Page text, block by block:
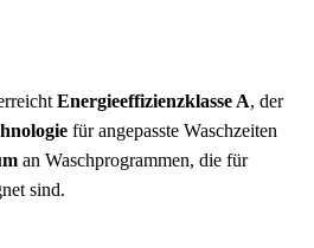
Energieeffizienzklasse A, der
für angepasste Waschzeiten
an Waschprogrammen, die für
sind.